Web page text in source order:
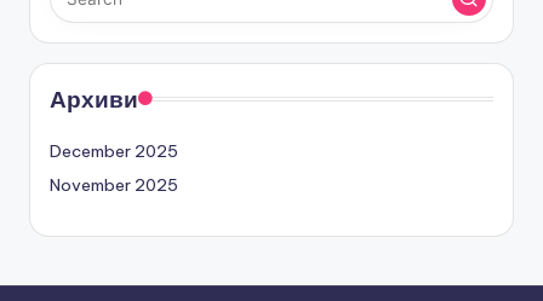
Архиви
December 2025
November 2025